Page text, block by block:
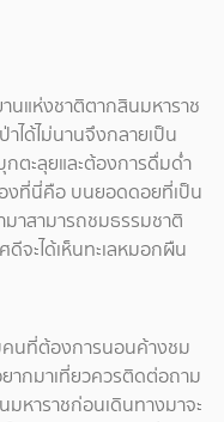
นแห่งชาติตากสินมหาราช
ได้ไม่นานจึงกลายเป็น
ตะลุยและต้องการดื่มด่ำ
งที่นี่คือ บนยอดดอยที่เป็น
มาสามารถชมธรรมชาติ
ดีจะได้เห็นทะเลหมอกผืน
คนที่ต้องการนอนค้างชม
ากมาเที่ยวควรติดต่อถาม
หาราชก่อนเดินทางมาจะ